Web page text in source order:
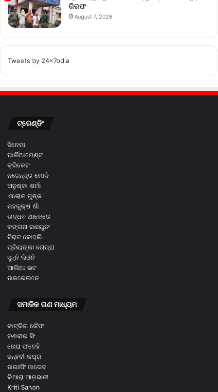
ଗିରଫ
August 7, 2026
Tweets by 24x7odia
ଟ୍ରେଣ୍ଡିଂ
ସିନେମା
ପାର୍ଲିଆମେଣ୍ଟ
କ୍ରିକେଟ
ନରେନ୍ଦ୍ର ମୋଦି
ଅନୁଷ୍କା ଶର୍ମା
ଏଲୋନ ମୁଷ୍କ
ଶହରୁକ୍ଷ ଖାଁ
ଉଦ୍ଧବ ଥାକେରେ
କଙ୍ଗନା ରଣୟୁତଂ
ବିରାଟ କୋହଲି
ପ୍ରିୟଙ୍କା ଚୋପ୍ରା
ସୁନ୍ନି ଲିଓନି
ଆଲିଆ ଭଟ
ଉକରେଇନେ
ସମାଜିକ ଗଣ ମାଧ୍ୟମ
କାଟ୍ରିନା କୈଫ
ରଣବୀର ସିଂ
ନୋରା ଫତେହି
ଜନ୍ହବୀ କପୂର
ଉରଃଫି ଜାଭେଦ
କିଆରା ଆଡ଼ଭାନୀ
Kriti Sanon